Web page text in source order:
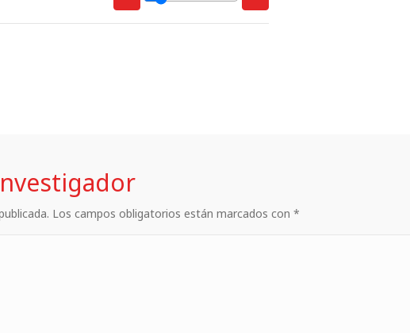
Los campos obligatorios están marcados con *